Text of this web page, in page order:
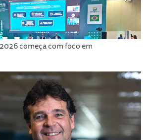
começa com foco em